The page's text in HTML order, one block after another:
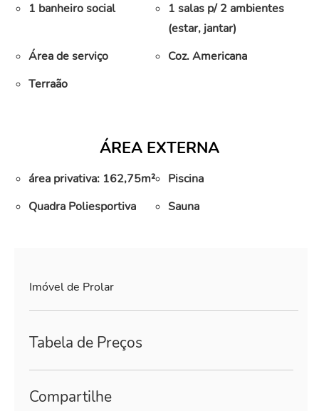
1 banheiro social
1 salas p/ 2 ambientes
(estar, jantar)
Área de serviço
Coz. Americana
Terraão
ÁREA EXTERNA
área privativa: 162,75m²
Piscina
Quadra Poliesportiva
Sauna
Imóvel de Prolar
Tabela de Preços
Compartilhe